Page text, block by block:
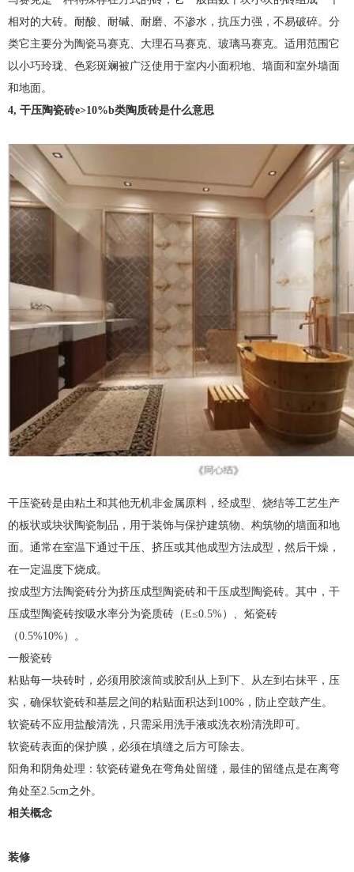
相对的大砖。耐酸、耐碱、耐磨、不渗水，抗压力强，不易破碎。分
类它主要分为陶瓷马赛克、大理石马赛克、玻璃马赛克。适用范围它
以小巧玲珑、色彩斑斓被广泛使用于室内小面积地、墙面和室外墙面
和地面。
4, 干压陶瓷砖e>10%b类陶质砖是什么意思
干压瓷砖是由粘土和其他无机非金属原料，经成型、烧结等工艺生产
的板状或块状陶瓷制品，用于装饰与保护建筑物、构筑物的墙面和地
面。通常在室温下通过干压、挤压或其他成型方法成型，然后干燥，
在一定温度下烧成。
按成型方法陶瓷砖分为挤压成型陶瓷砖和干压成型陶瓷砖。其中，干
压成型陶瓷砖按吸水率分为瓷质砖（E≤0.5%）、炻瓷砖
（0.5%10%）。
一般瓷砖
粘贴每一块砖时，必须用胶滚筒或胶刮从上到下、从左到右抹平，压
实，确保软瓷砖和基层之间的粘贴面积达到100%，防止空鼓产生。
软瓷砖不应用盐酸清洗，只需采用洗手液或洗衣粉清洗即可。
软瓷砖表面的保护膜，必须在填缝之后方可除去。
阳角和阴角处理：软瓷砖避免在弯角处留缝，最佳的留缝点是在离弯
角处至2.5cm之外。
相关概念
装修